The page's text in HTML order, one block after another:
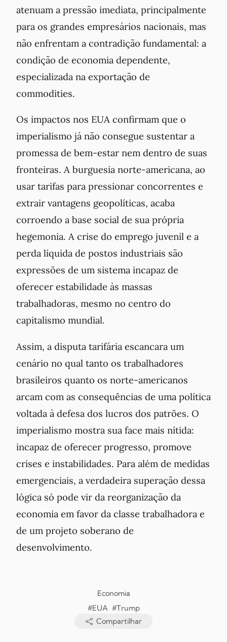
atenuam a pressão imediata, principalmente
para os grandes empresários nacionais, mas
não enfrentam a contradição fundamental: a
condição de economia dependente,
especializada na exportação de
commodities.
Os impactos nos EUA confirmam que o
imperialismo já não consegue sustentar a
promessa de bem-estar nem dentro de suas
fronteiras. A burguesia norte-americana, ao
usar tarifas para pressionar concorrentes e
extrair vantagens geopolíticas, acaba
corroendo a base social de sua própria
hegemonia. A crise do emprego juvenil e a
perda líquida de postos industriais são
expressões de um sistema incapaz de
oferecer estabilidade às massas
trabalhadoras, mesmo no centro do
capitalismo mundial.
Assim, a disputa tarifária escancara um
cenário no qual tanto os trabalhadores
brasileiros quanto os norte-americanos
arcam com as consequências de uma política
voltada à defesa dos lucros dos patrões. O
imperialismo mostra sua face mais nítida:
incapaz de oferecer progresso, promove
crises e instabilidades. Para além de medidas
emergenciais, a verdadeira superação dessa
lógica só pode vir da reorganização da
economia em favor da classe trabalhadora e
de um projeto soberano de
desenvolvimento.
Economia
#EUA #Trump
Compartilhar